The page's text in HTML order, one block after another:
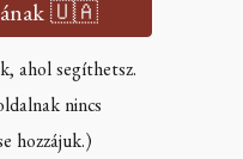
🇺🇦
ahol segíthetsz.
nincs
hozzájuk.)